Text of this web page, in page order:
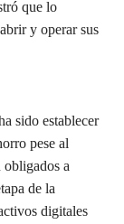
que lo
y operar sus
sido establecer
pese al
a
de la
digitales